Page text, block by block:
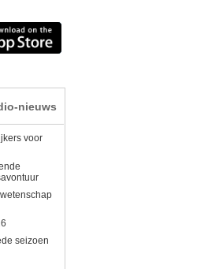
nieuws
voor
seizoen